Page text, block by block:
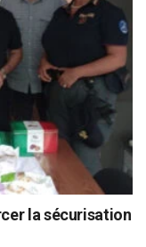
la sécurisation